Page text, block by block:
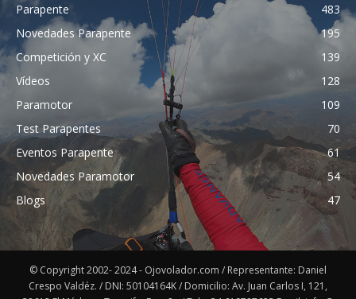
Parapente
483
Novedades Parapente
195
Competición y XC
139
Vídeos
128
Paramotor
109
Test Parapentes
70
Eventos Parapente
61
Novedades Paramotor
54
Blogs
47
© Copyright 2002- 2024 - Ojovolador.com / Representante: Daniel
Crespo Valdéz. / DNI: 50104164K / Domicilio: Av. Juan Carlos I, 121,